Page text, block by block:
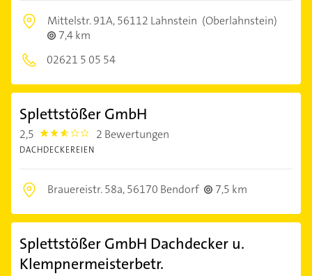
Mittelstr. 91A,56112 Lahnstein (Oberlahnstein)
7,4 km
02621 5 05 54
Splettstößer GmbH
2,5 2.5 2 Bewertungen
DACHDECKEREIEN
Brauereistr. 58a,56170 Bendorf 7,5 km
Splettstößer GmbH Dachdecker u.
Klempnermeisterbetr.